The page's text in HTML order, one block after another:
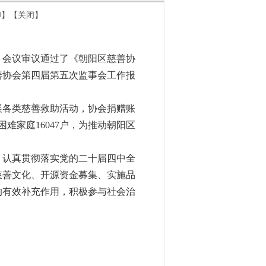
】 【关闭】
议审议通过了《朝阳区慈善协
会第四届第五次监事会工作报
类慈善救助活动，协会捐赠账
难家庭16047户，为推动朝阳区
真贯彻落实党的二十届四中全
文化、开源资金募集、实施品
效补充作用，积极参与社会治